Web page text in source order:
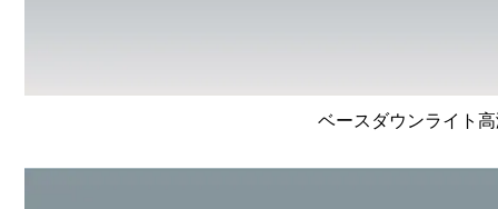
ベースダウンライト